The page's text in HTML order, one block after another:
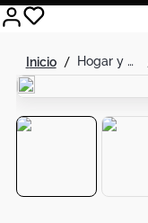
hogar y decoración
Decoracion
Cuadro